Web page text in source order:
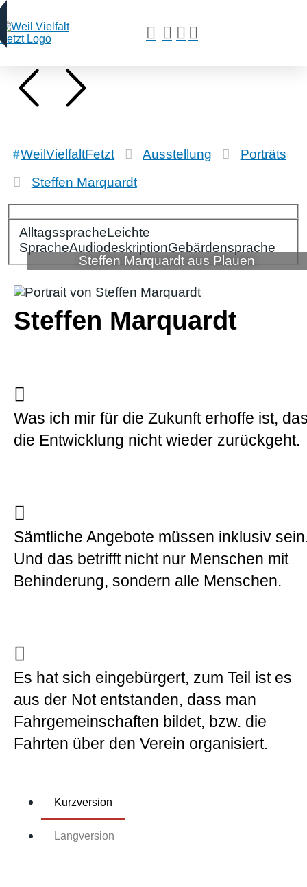
WeilVielfaltFetzt Ausstellung
Porträts
Steffen Marquardt
Bitte wählen Sie Ihre Spracheinstellungen:
AlltagsspracheLeichte
SpracheAudiodeskriptionGebärdensprache
Steffen Marquardt aus Plauen
Steffen Marquardt
Was ich mir für die Zukunft erhoffe ist,
die Entwicklung nicht wieder zurückgeht.
Sämtliche Angebote müssen inklusiv
Und das betrifft nicht nur Menschen mit
Behinderung, sondern alle Menschen.
Es hat sich eingebürgert, zum Teil ist es
aus der Not entstanden, dass man
Fahrgemeinschaften bildet, bzw. die
Fahrten über den Verein organisiert.
Kurzversion
Langversion